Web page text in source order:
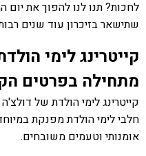
לחכות? תנו לנו להפוך את
שתישאר בזיכרון עוד שנים
קייטרינג לימי
מתחילה בפרטים
קייטרינג לימי הולדת של
חלבי לימי הולדת מפנקת
אומנותי וטעמים משובחים.